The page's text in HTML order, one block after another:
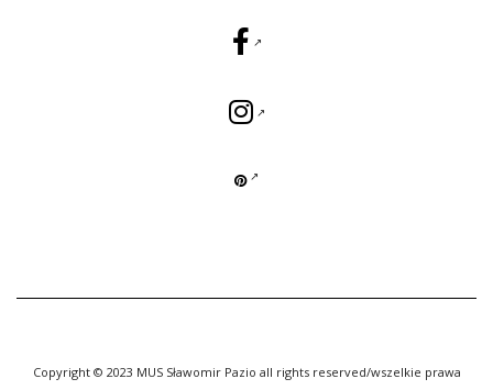
Copyright © 2023 MUS Sławomir Pazio all rights reserved/wszelkie prawa